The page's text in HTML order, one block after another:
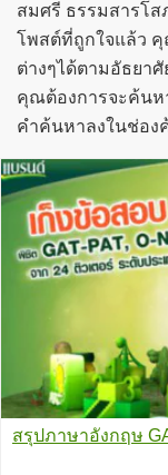
สมศรี ธรรมสารโ
โพสต์ที่ถูกใจแล้ว
ต่างๆได้ตามอัธยา
คุณต้องการจะค้นห
คำค้นหาลงในช่อง
สรุปภาษาอังกฤษ